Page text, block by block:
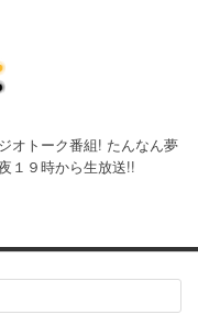
オトーク番組! たんなん夢
１９時から生放送!!